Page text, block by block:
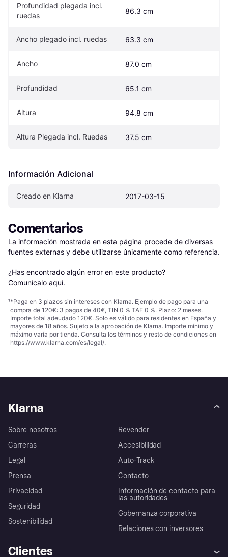
Profundidad plegada incl.
ruedas
86.3 cm
Ancho plegado incl. ruedas 63.3 cm
Ancho 87.0 cm
Profundidad 65.1 cm
Altura 94.8 cm
Altura Plegada incl. Ruedas 37.5 cm
Información Adicional
Creado en Klarna 2017-03-15
Comentarios
La información mostrada en esta página procede de diversas
fuentes externas y debe utilizarse únicamente como referencia.
¿Has encontrado algún error en este producto?
Comunícalo aquí.
¹*Paga en 3 plazos sin intereses con Klarna. Ejemplo de pago para una
compra de 120€: 3 pagos de 40€, TIN 0 % TAE 0 %. Plazo: 2 meses.
Importe total adeudado 120€. Solo es válido para residentes en España y
mayores de 18 años. Sujeto a la aprobación de Klarna. Importe mínimo y
máximo varía por tienda. Consulta los términos y resto de condiciones en
https://www.klarna.com/es/legal/.
Klarna
Sobre nosotros
Carreras
Legal
Prensa
Privacidad
Seguridad
Sostenibilidad
Revender
Accesibilidad
Auto-Track
Contacto
Información de contacto para
las autoridades
Gobernanza corporativa
Relaciones con inversores
Clientes